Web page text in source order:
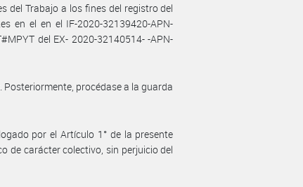
del Trabajo a los fines del registro del
en el en el IF-2020-32139420-APN-
del EX- 2020-32140514- -APN-
Posteriormente, procédase a la guarda
por el Artículo 1° de la presente
de carácter colectivo, sin perjuicio del